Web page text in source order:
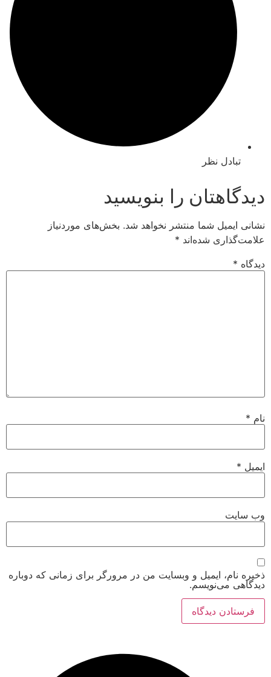
نظر
را بنویسید
شما منتشر نخواهد شد. بخش‌های موردنیاز
شده‌اند*
ایمیل و وبسایت من در مرورگر برای زمانی که دوباره
می‌نویسم.